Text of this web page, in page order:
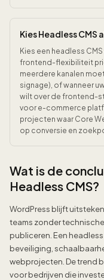
Kies Headless CMS
Kies een headless
frontend-flexibiliteit
meerdere kanalen
signage), of wanneer
wilt over de frontend-
voor e-commerce
projecten waar Core
op conversie en
Wat is de
Headless CMS?
WordPress blijft
teams zonder
publiceren. Een
beveiliging,
webprojecten. De trend
voor bedrijven die